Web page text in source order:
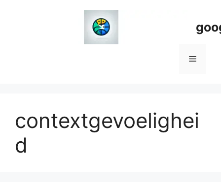
Menu
contextgevoelighei
d